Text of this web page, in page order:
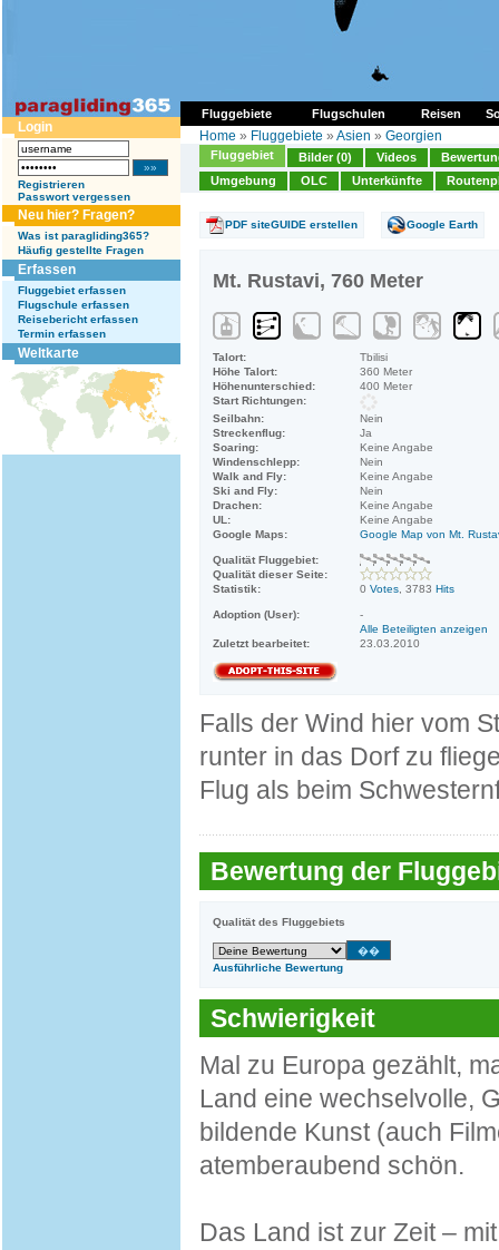
Fluggebiete Flugschulen Reisen
Login
Registrieren
Passwort vergessen
Neu hier? Fragen?
Was ist paragliding365?
Häufig gestellte Fragen
Erfassen
Fluggebiet erfassen
Flugschule erfassen
Reisebericht erfassen
Termin erfassen
Weltkarte
Home » Fluggebiete » Asien » Georgien
Fluggebiet Bilder (0) Videos
Umgebung
OLC Unterkünfte
PDF siteGUIDE erstellen Google Earth
Mt. Rustavi, 760 Meter
Talort:
Tbilisi
Höhe Talort:
360 Meter
Höhenunterschied:
400 Meter
Start Richtungen:
Seilbahn:
Nein
Streckenflug:
Ja
Soaring:
Keine Angabe
Windenschlepp:
Nein
Walk and Fly:
Keine Angabe
Ski and Fly:
Nein
Drachen:
Keine Angabe
UL:
Keine Angabe
Google Maps:
Google Map von Mt.
Qualität Fluggebiet:
Qualität dieser Seite:
Statistik:
0 Votes , 3783 Hits
Adoption (User):
-
Alle Beteiligten anzeigen
Zuletzt bearbeitet:
23.03.2010
Falls der Wind hier vom
runter in das Dorf zu
Flug als beim
Bewertung der
Qualität des Fluggebiets
Ausführliche Bewertung
Schwierigkeit
Mal zu Europa gezählt,
Land eine wechselvolle,
bildende Kunst (auch
atemberaubend schön.
Das Land ist zur Zeit –